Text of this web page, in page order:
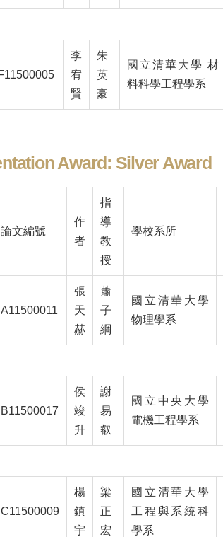
李
宥
賢
朱
英
豪
國立清華大學 材
料科學工程學系
Award: Silver Award
論文編號
作
者
指
導
教
授
學校系所
A11500011
張
天
赫
蕭
子
綱
國立清華大學
物理學系
B11500017
侯
竣
升
謝
易
叡
國立中央大學
電機工程學系
C11500009
楊
鎮
宇
梁
正
宏
國立清華大學
工程與系統科
學系